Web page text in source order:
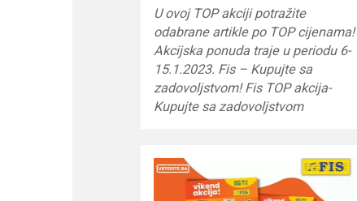
U ovoj TOP akciji potražite
odabrane artikle po TOP cijenama!
Akcijska ponuda traje u periodu 6-
15.1.2023. Fis – Kupujte sa
zadovoljstvom! Fis TOP akcija-
Kupujte sa zadovoljstvom